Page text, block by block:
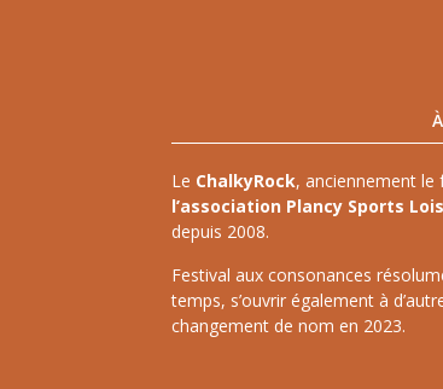
Le ChalkyRock, anciennement le
l’association Plancy Sports
depuis 2008.
Festival aux consonances
temps, s’ouvrir également à
changement de nom en 2023.